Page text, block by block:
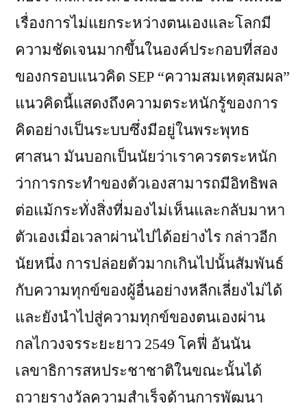
เรื่องการไม่แยกระหว่างตนเองและโลกมี
ความชัดเจนมากขึ้นในองค์ประกอบที่สอง
ของกรอบแนวคิด SEP “ความสมเหตุสมผล”
แนวคิดนี้แสดงถึงความตระหนักรู้ของการ
คิดอย่างเป็นระบบซึ่งมีอยู่ในพระพุทธ
ศาสนา มันบอกเป็นนัยว่าเราควรตระหนัก
ว่าการกระทำของตัวเองสามารถมีอิทธิพล
ต่อแม้กระทั่งสิ่งที่มองไม่เห็นและกลับมาหา
ตัวเองเมื่อเวลาผ่านไปได้อย่างไร กล่าวอีก
นัยหนึ่ง การปล่อยตัวมากเกินไปนั้นสัมพันธ์
กับความทุกข์ของผู้อื่นอย่างหลีกเลี่ยงไม่ได้
และยังนำไปสู่ความทุกข์ของตนเองผ่าน
กลไกวงจรระยะยาว 2549 โคฟี่ อันนัน
เลขาธิการสหประชาชาติในขณะนั้นได้
ถวายรางวัลความสำเร็จด้านการพัฒนา